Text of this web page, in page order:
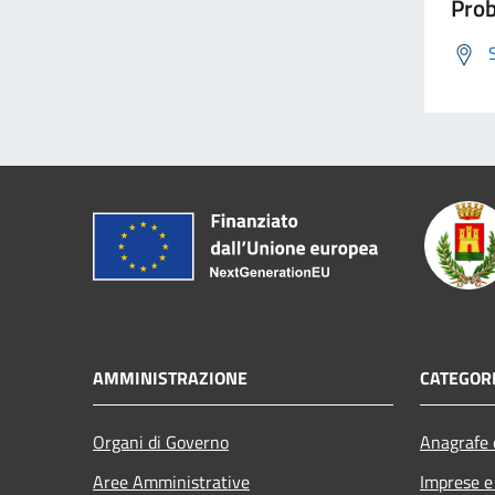
AMMINISTRAZIONE
Organi di Governo
Aree Amministrative
Imprese